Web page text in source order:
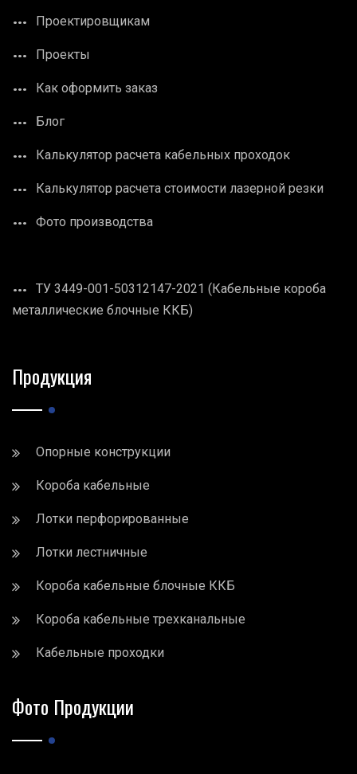
Проектировщикам
Проекты
Как оформить заказ
Блог
Калькулятор расчета кабельных проходок
Калькулятор расчета стоимости лазерной резки
Фото производства
ТУ 3449-001-50312147-2021 (Кабельные короба
металлические блочные ККБ)
Продукция
Опорные конструкции
Короба кабельные
Лотки перфорированные
Лотки лестничные
Короба кабельные блочные ККБ
Короба кабельные трехканальные
Кабельные проходки
Фото Продукции